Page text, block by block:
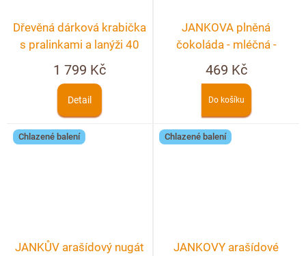
Dřevěná dárková krabička
s pralinkami a lanýži 40
1 799 Kč
Detail
JANKOVA plněná
čokoláda - mléčná -
nugátová
469 Kč
Do košíku
Chlazené balení
JANKŮV arašídový nugát
Chlazené balení
JANKOVY arašídové